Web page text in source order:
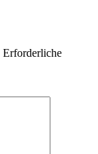
Erforderliche